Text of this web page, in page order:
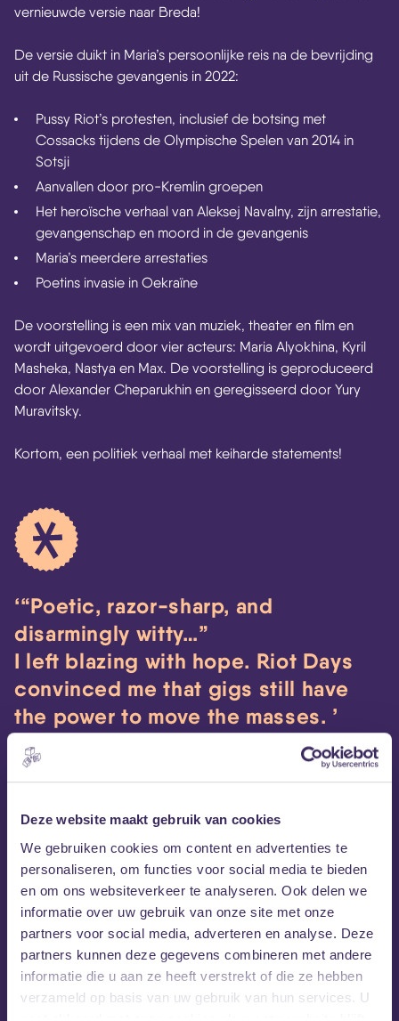
Deze website maakt gebruik van cookies
We gebruiken cookies om content en advertenties te
personaliseren, om functies voor social media te bieden
en om ons websiteverkeer te analyseren. Ook delen we
informatie over uw gebruik van onze site met onze
partners voor social media, adverteren en analyse. Deze
partners kunnen deze gegevens combineren met andere
informatie die u aan ze heeft verstrekt of die ze hebben
verzameld op basis van uw gebruik van hun services. U
vernieuwde versie naar Breda!
De versie duikt in Maria’s persoonlijke reis na de bevrijding
uit de Russische gevangenis in 2022:
Pussy Riot’s protesten, inclusief de botsing met
Cossacks tijdens de Olympische Spelen van 2014 in
Sotsji
Aanvallen door pro-Kremlin groepen
Het heroïsche verhaal van Aleksej Navalny, zijn arrestatie,
gevangenschap en moord in de gevangenis
Maria’s meerdere arrestaties
Poetins invasie in Oekraïne
De voorstelling is een mix van muziek, theater en film en
wordt uitgevoerd door vier acteurs: Maria Alyokhina, Kyril
Masheka, Nastya en Max. De voorstelling is geproduceerd
door Alexander Cheparukhin en geregisseerd door Yury
Muravitsky.
Kortom, een politiek verhaal met keiharde statements!
“Poetic, razor-sharp, and
disarmingly witty…”
I left blazing with hope. Riot Days
convinced me that gigs still have
the power to move the masses.
The Guardian
Pussy Riot op FacebookPussy Riot op Instagram
Facebook-event